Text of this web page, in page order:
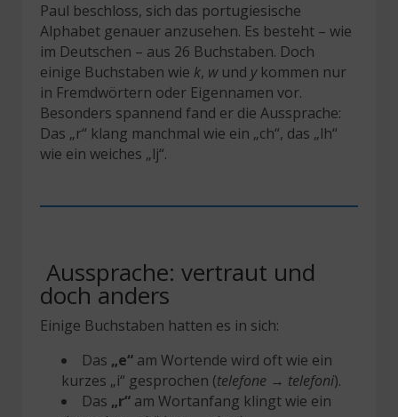
Paul beschloss, sich das portugiesische
Alphabet genauer anzusehen. Es besteht – wie
im Deutschen – aus 26 Buchstaben. Doch
einige Buchstaben wie k, wund ykommen nur
in Fremdwörtern oder Eigennamen vor.
Besonders spannend fand er die Aussprache:
Das „r“ klang manchmal wie ein „ch“, das „lh“
wie ein weiches „lj“.
️ Aussprache: vertraut und
doch anders
Einige Buchstaben hatten es in sich:
Das „e“ am Wortende wird oft wie ein
kurzes „i“ gesprochen (telefone → telefoni).
Das „r“ am Wortanfang klingt wie ein